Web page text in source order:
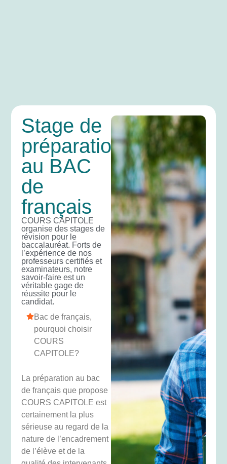
Stage de
préparation
au BAC
de
français
COURS CAPITOLE
organise des stages de
révision pour le
baccalauréat. Forts de
l’expérience de nos
professeurs certifiés et
examinateurs, notre
savoir-faire est un
véritable gage de
réussite pour le
candidat.
Bac de français,
pourquoi choisir
COURS
CAPITOLE?
La préparation au bac
de français que propose
COURS CAPITOLE est
certainement la plus
sérieuse au regard de la
nature de l’encadrement
de l’élève et de la